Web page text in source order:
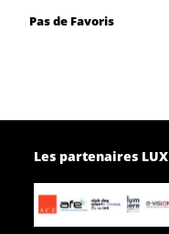
Pas de Favoris
Les partenaires LUX